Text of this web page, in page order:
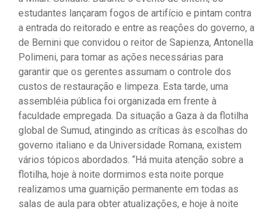
estudantes lançaram fogos de artifício e pintam contra
a entrada do reitorado e entre as reações do governo, a
de Bernini que convidou o reitor de Sapienza, Antonella
Polimeni, para tomar as ações necessárias para
garantir que os gerentes assumam o controle dos
custos de restauração e limpeza. Esta tarde, uma
assembléia pública foi organizada em frente à
faculdade empregada. Da situação a Gaza à da flotilha
global de Sumud, atingindo as críticas às escolhas do
governo italiano e da Universidade Romana, existem
vários tópicos abordados. “Há muita atenção sobre a
flotilha, hoje à noite dormimos esta noite porque
realizamos uma guarnição permanente em todas as
salas de aula para obter atualizações, e hoje à noite